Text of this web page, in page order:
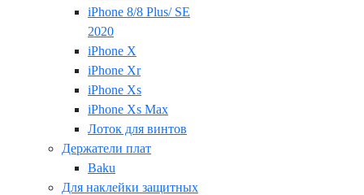
iPhone 8/8 Plus/ SE
2020
iPhone X
iPhone Xr
iPhone Xs
iPhone Xs Max
Лоток для винтов
Держатели плат
Baku
Для наклейки защитных